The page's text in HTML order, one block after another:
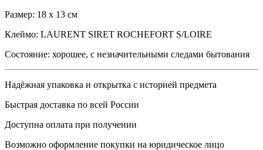
Размер: 18 х 13 см
Клеймо: LAURENT SIRET ROCHEFORT S/LOIRE
Состояние: хорошее, с незначительными следами бытования
Надёжная упаковка и открытка с историей предмета
Быстрая доставка по всей России
Доступна оплата при получении
Возможно оформление покупки на юридическое лицо